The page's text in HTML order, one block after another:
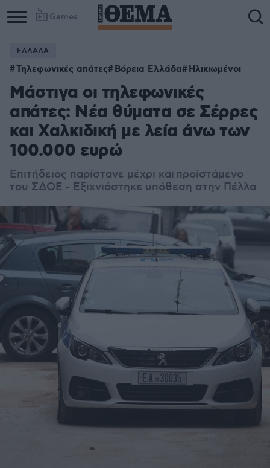
Games
ΕΛΛΑΔΑ
Τηλεφωνικές απάτες Βόρεια Ελλάδα Ηλικιωμένοι
Μάστιγα οι τηλεφωνικές
απάτες: Νέα θύματα σε Σέρρες
και Χαλκιδική με λεία άνω των
100.000 ευρώ
Επιτήδειος παρίστανε μέχρι και προϊστάμενο
του ΣΔΟΕ - Εξιχνιάστηκε υπόθεση στην Πέλλα